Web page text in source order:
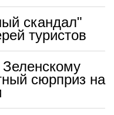
скандал"
туристов
сюрприз на